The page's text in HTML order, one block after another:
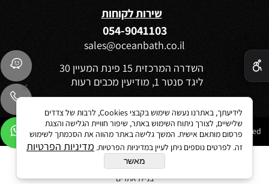
שירות לקוחות
054-9041103
sales@oceanbath.co.il
השדרה המרכזית 15 פינת המעיין 30
ליגד סנטר 1, מודיעין מכבים רעות
בניית אתרים
לידיעתך, באתרנו נעשה שימוש בקבצי Cookies, לרבות של צדדים
שלישיים, לצורך ניתוח השימוש באתר, שיפור חוויית הגלישה והצגת
פרסום מותאם אישית. המשך גלישה באתר מהווה את הסכמתך לשימוש
זה. לפרטים נוספים ניתן לעיין במדיניות הפרטיות. מדיניות הפרטיות
מאשר